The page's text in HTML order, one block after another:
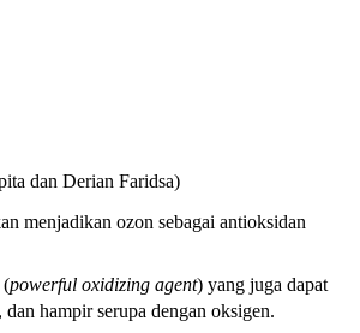
dan Derian Faridsa)
menjadikan ozon sebagai antioksidan
(powerful oxidizing agent) yang juga dapat
hampir serupa dengan oksigen.